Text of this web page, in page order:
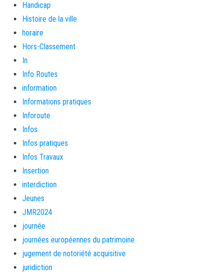
Handicap
Histoire de la ville
horaire
Hors-Classement
In
Info Routes
information
Informations pratiques
Inforoute
Infos
Infos pratiques
Infos Travaux
Insertion
interdiction
Jeunes
JMR2024
journée
journées européennes du patrimoine
jugement de notoriété acquisitive
juridiction